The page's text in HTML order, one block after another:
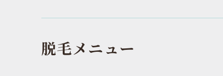
脱毛メニュー